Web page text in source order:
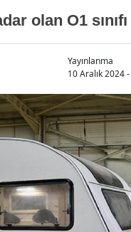
olan O1
Yayınlanma
10 Aralık 2024